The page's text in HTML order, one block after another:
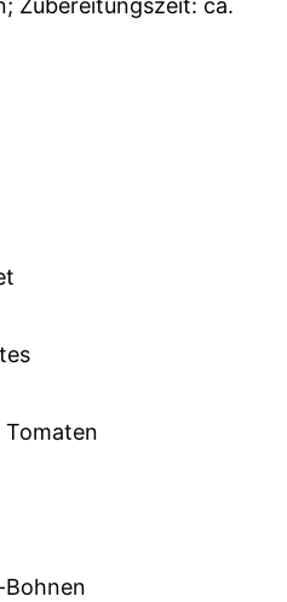
Zubereitungszeit: ca.
Tomaten
Bohnen